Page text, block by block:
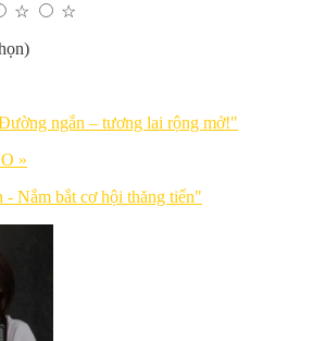
☆
☆
ngắn – tương lai rộng mở!"
»
- Nắm bắt cơ hội thăng tiến"